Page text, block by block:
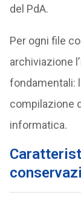
del PdA.
Per ogni file
archiviazione
fondamentali:
compilazione
informatica.